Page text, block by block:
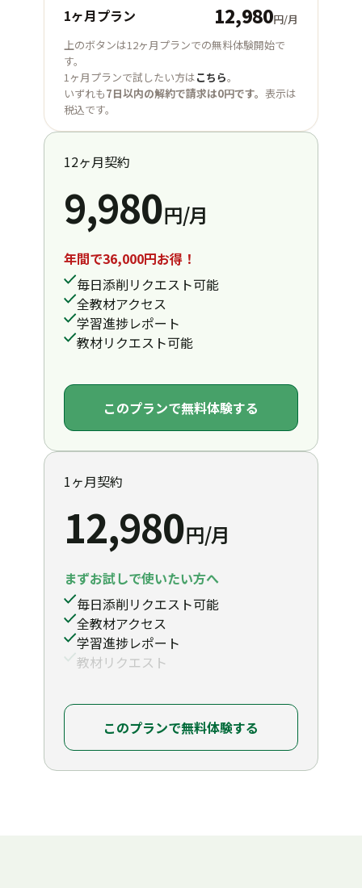
ミカ: さて、エミリーさん。そろそろ本題の、中国
拠点の再保険契約についてお話ししたいと思いま
す。現地パートナーから送られてきた契約書案を
精査しており、いくつか専門的な助言が必要な条
項があります。まずはエミリーさんの見解を伺い
たいです。
エミリー: もちろんです。いただいた資料を簡単に
ありました。特に最近は中国の規制が厳しくなっ
ていて、海外再保険会社に対する要件も増えてい
ます。具体的にどの条項が気になっていますか？
ミカ: 一番大きいのは、責任制限条項です。文言が
かなり広範で、最新の規制を満たしているのか判
断が難しくて。より限定的な表現を提案すべきか
エミリー: その点は同意します。現行の条項では規
制当局が受け入れない可能性があり、御社に余計
なリスクを与えてしまいます。境界が明確で、かつ
コンプライアンスにも沿った代替案を作成するこ
とをお勧めします。
ミカ: 分かりました。もうひとつは、機密保持条項
です。特に、クライアントデータの越境移転の扱
いについて、社内コンプライアンスチームが中国
のデータセキュリティ法との整合性を懸念してい
ます。
エミリー: おっしゃる通り重要なポイントです。越
で、契約書にも厳格な承認手続きを反映させる必
要があります。御社の内部規程とも整合する表現
を私の方で提案できます。
1ヶ月プラン 12,980円/月
上のボタンは12ヶ月プランでの無料体験開始で
す。
1ヶ月プランで試したい方はこちら。
いずれも7日以内の解約で請求は0円です。 表示は
税込です。
1ヶ月契約
12,980円/月
まずお試しで使いたい方へ
毎日添削リクエスト可能
全教材アクセス
学習進捗レポート
教材リクエスト
このプランで無料体験する
12ヶ月契約
9,980円/月
年間で36,000円お得！
毎日添削リクエスト可能
全教材アクセス
学習進捗レポート
教材リクエスト可能
このプランで無料体験する